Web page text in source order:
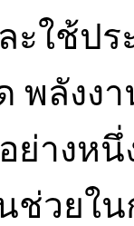
ใช้ปร
พลังง
ย่างห
วยใน